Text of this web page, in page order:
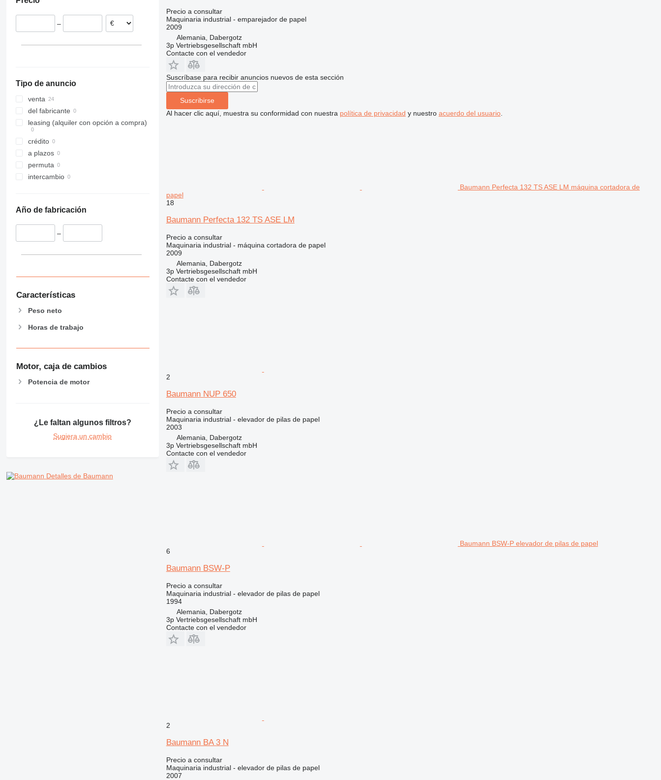
–
Tipo de anuncio
venta
del fabricante
leasing (alquiler con opción a compra)
crédito
a plazos
permuta
intercambio
Año de fabricación
–
Características
Peso neto
Horas de trabajo
Motor, caja de cambios
Potencia de motor
¿Le faltan algunos filtros?
Sugiera un cambio
Detalles de Baumann
Precio a consultar
Maquinaria industrial - emparejador de papel
2009
Alemania, Dabergotz
3p Vertriebsgesellschaft mbH
Contacte con el vendedor
Suscríbase para recibir anuncios nuevos de esta sección
Suscribirse
Al hacer clic aquí, muestra su conformidad con nuestra política de privacidad y nuestro acuerdo del usuario.
Baumann Perfecta 132 TS ASE LM máquina cortadora de
papel
18
Baumann Perfecta 132 TS ASE LM
Precio a consultar
Maquinaria industrial - máquina cortadora de papel
2009
Alemania, Dabergotz
3p Vertriebsgesellschaft mbH
Contacte con el vendedor
2
Baumann NUP 650
Precio a consultar
Maquinaria industrial - elevador de pilas de papel
2003
Alemania, Dabergotz
3p Vertriebsgesellschaft mbH
Contacte con el vendedor
Baumann BSW-P elevador de pilas de papel
6
Baumann BSW-P
Precio a consultar
Maquinaria industrial - elevador de pilas de papel
1994
Alemania, Dabergotz
3p Vertriebsgesellschaft mbH
Contacte con el vendedor
2
Baumann BA 3 N
Precio a consultar
Maquinaria industrial - elevador de pilas de papel
2007